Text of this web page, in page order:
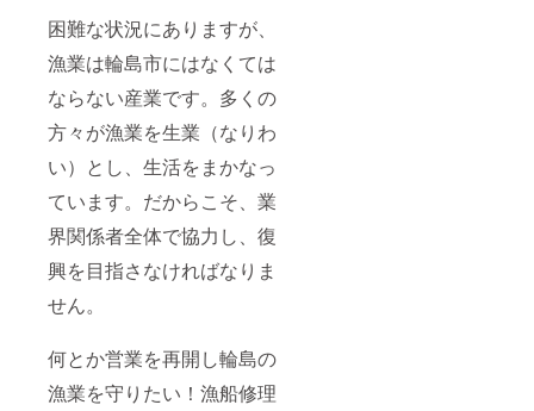
困難な状況にありますが、
漁業は輪島市にはなくては
ならない産業です。多くの
方々が漁業を生業（なりわ
い）とし、生活をまかなっ
ています。だからこそ、業
界関係者全体で協力し、復
興を目指さなければなりま
せん。
何とか営業を再開し輪島の
漁業を守りたい！漁船修理